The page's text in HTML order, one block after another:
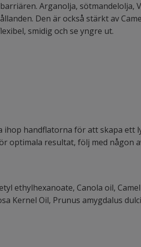
Arganolja, sötmandelolja,
Den är också stärkt av
smidig och se yngre ut.
ihop handflatorna för att skapa ett
optimala resultat, följ med någon
ethylhexanoate, Canola oil,
Kernel Oil, Prunus amygdalus